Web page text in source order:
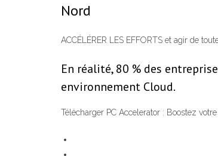
Nord
ACCÉLÉRER LES EFFORTS et agir de
En réalité, 80 % des
environnement Cloud.
Télécharger PC Accelerator : Boostez